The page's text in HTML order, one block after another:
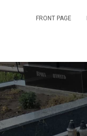
FRONT PAGE